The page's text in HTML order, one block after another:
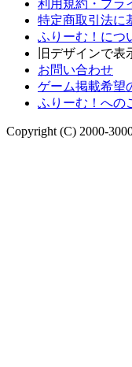
利用規約・プラ
特定商取引法に
ふりーむ！につ
旧デザインで表
お問い合わせ
ゲーム掲載希望
ふりーむ！への
Copyright (C) 2000-